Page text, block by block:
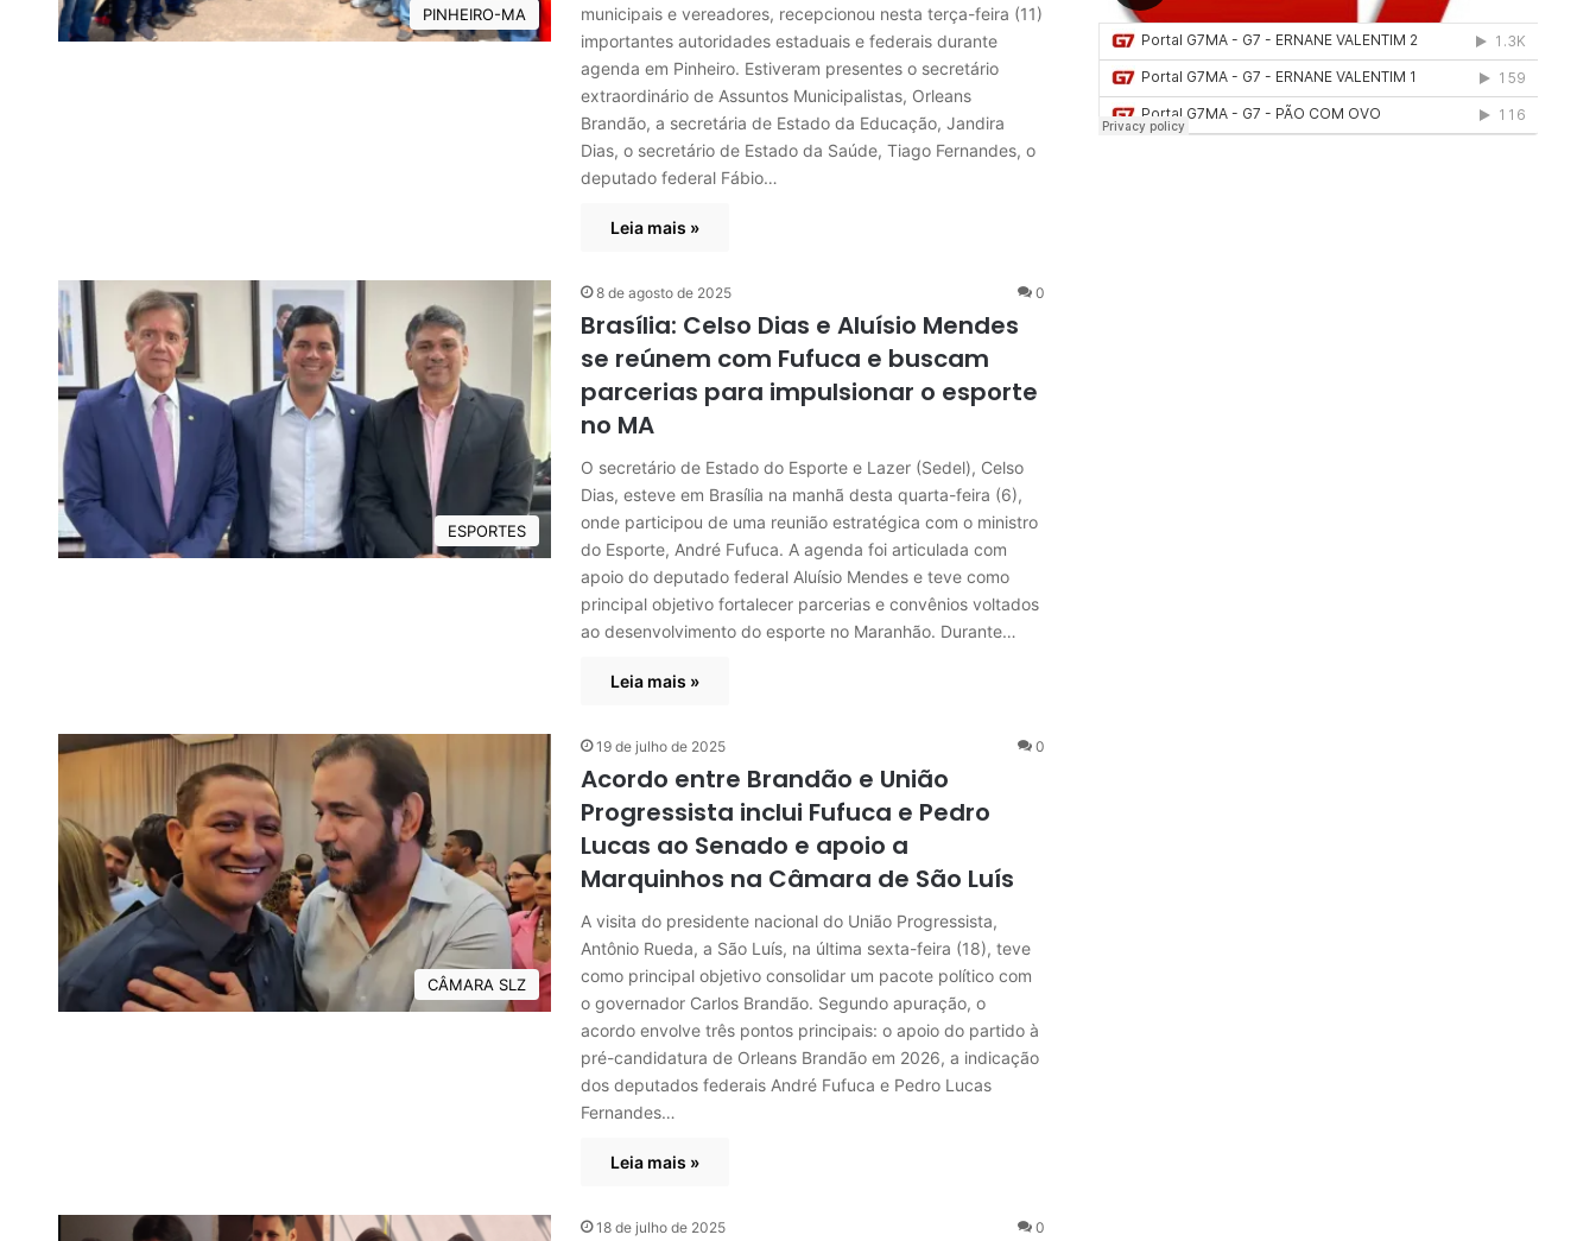
PINHEIRO-MA
municipais e vereadores, recepcionou nesta terça-feira (11)
importantes autoridades estaduais e federais durante
agenda em Pinheiro. Estiveram presentes o secretário
extraordinário de Assuntos Municipalistas, Orleans
Brandão, a secretária de Estado da Educação, Jandira
Dias, o secretário de Estado da Saúde, Tiago Fernandes, o
deputado federal Fábio…
Leia mais »
ESPORTES
8 de agosto de 2025 0
Brasília: Celso Dias e Aluísio Mendes
se reúnem com Fufuca e buscam
parcerias para impulsionar o esporte
no MA
O secretário de Estado do Esporte e Lazer (Sedel), Celso
Dias, esteve em Brasília na manhã desta quarta-feira (6),
onde participou de uma reunião estratégica com o ministro
do Esporte, André Fufuca. A agenda foi articulada com
apoio do deputado federal Aluísio Mendes e teve como
principal objetivo fortalecer parcerias e convênios voltados
ao desenvolvimento do esporte no Maranhão. Durante…
Leia mais »
CÂMARA SLZ
19 de julho de 2025 0
Acordo entre Brandão e União
Progressista inclui Fufuca e Pedro
Lucas ao Senado e apoio a
Marquinhos na Câmara de São Luís
A visita do presidente nacional do União Progressista,
Antônio Rueda, a São Luís, na última sexta-feira (18), teve
como principal objetivo consolidar um pacote político com
o governador Carlos Brandão. Segundo apuração, o
acordo envolve três pontos principais: o apoio do partido à
pré-candidatura de Orleans Brandão em 2026, a indicação
dos deputados federais André Fufuca e Pedro Lucas
Fernandes…
Leia mais »
18 de julho de 2025 0